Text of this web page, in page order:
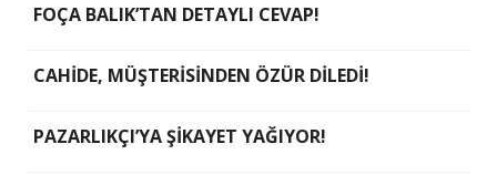
FOÇA BALIK’TAN DETAYLI CEVAP!
CAHİDE, MÜŞTERİSİNDEN ÖZÜR DİLEDİ!
PAZARLIKÇI’YA ŞİKAYET YAĞIYOR!